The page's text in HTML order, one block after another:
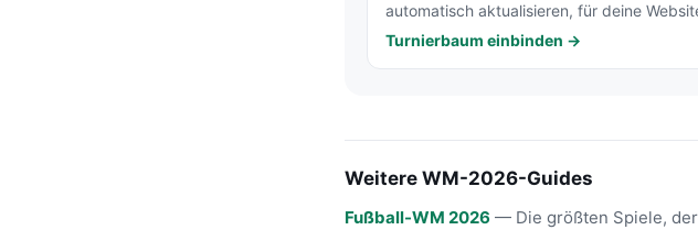
automatisch aktualisieren, für deine
Turnierbaum einbinden →
Weitere WM-2026-Guides
Fußball-WM 2026 — Die größten Spiele,